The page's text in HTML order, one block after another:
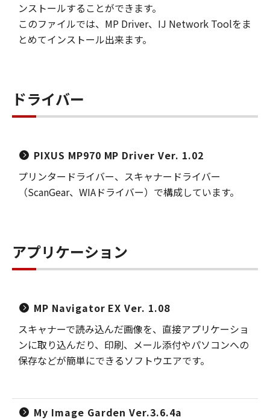
ンストールすることができます。
このファイルでは、MP Driver、IJ Network Toolをま
とめてインストール出来ます。
ドライバー
PIXUS MP970 MP Driver Ver. 1.02
プリンタードライバー、スキャナードライバー
（ScanGear、WIAドライバー）で構成しています。
アプリケーション
MP Navigator EX Ver. 1.08
スキャナーで読み込んだ画像を、直接アプリケーショ
ンに取り込んだり、印刷、メール添付やパソコンへの
保存などが簡単にできるソフトウエアです。
My Image Garden Ver.3.6.4a